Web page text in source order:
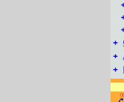
+
+
+